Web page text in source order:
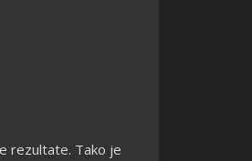
rezultate. Tako je